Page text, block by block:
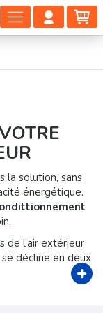
DÉPLIER
LA
la solution, sans
énergétique.
de l’air extérieur
décline en deux
permet de